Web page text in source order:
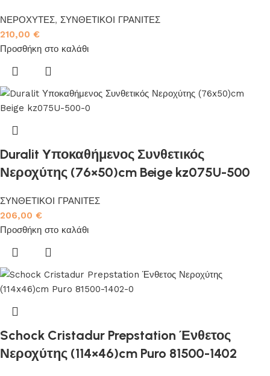
ΝΕΡΟΧΥΤΕΣ, ΣΥΝΘΕΤΙΚΟΙ ΓΡΑΝΙΤΕΣ
210,00 €
Προσθήκη στο καλάθι
Duralit Υποκαθήμενος Συνθετικός
Νεροχύτης (76×50)cm Beige kz075U-500
ΣΥΝΘΕΤΙΚΟΙ ΓΡΑΝΙΤΕΣ
206,00 €
Προσθήκη στο καλάθι
Schock Cristadur Prepstation Ένθετος
Νεροχύτης (114×46)cm Puro 81500-1402